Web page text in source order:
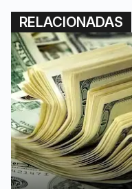
RELACIONADAS